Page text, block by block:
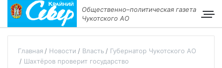
Общественно–политическая газета
Чукотского АО
Главная Новости Власть
Губернатор Чукотского АО
Шахтёров проверит государство